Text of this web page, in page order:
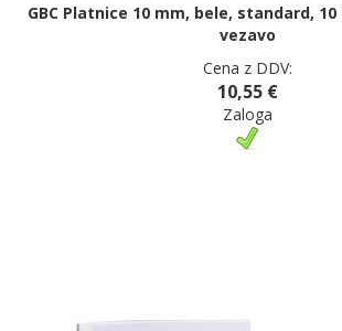
GBC Platnice 10 mm, bele, standard,
vezavo
Cena z DDV:
10,55 €
Zaloga